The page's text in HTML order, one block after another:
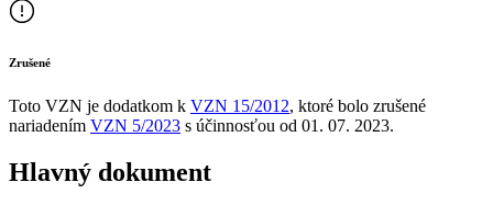
Zrušené
Toto VZN je dodatkom k VZN 15/2012, ktoré bolo zrušené
nariadením VZN 5/2023 s účinnosťou od 01. 07. 2023.
Hlavný dokument